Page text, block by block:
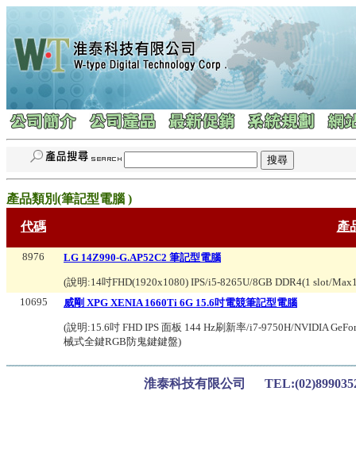
產品類別(筆記型電腦 )
代碼 產
8976 LG 14Z990-G.AP52C2 筆記型電腦
(說明:14吋FHD(1920x1080) IPS/i5-8265U/8GB DDR4(1 slot/
10695
威剛 XPG XENIA 1660Ti 6G 15.6吋電競筆記型電腦
(說明:15.6吋 FHD IPS 面板 144 Hz刷新率/i7-9750H/NVIDIA
械式全鍵RGB防鬼鍵鍵盤)
淮泰科技有限公司